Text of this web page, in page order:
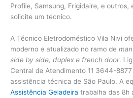
Profile, Samsung, Frigidaire, e outros,
solicite um técnico.
A Técnico Eletrodoméstico Vila Nivi
moderno e atualizado no ramo de
side by side, duplex e french door.
Central de Atendimento 11 3644-
assistência técnica de São Paulo. A
Assistência Geladeira trabalha das 8h